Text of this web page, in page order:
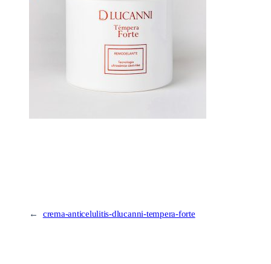
← crema-anticelulitis-dlucanni-tempera-forte